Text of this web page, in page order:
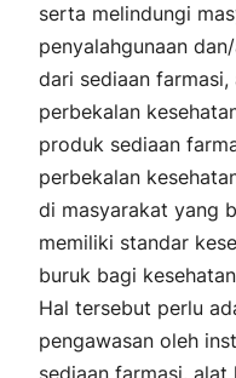
serta melindungi
penyalahgunaan
dari sediaan
perbekalan
produk sediaan
perbekalan
di masyarakat yang
memiliki standar
buruk bagi
Hal tersebut perlu
pengawasan oleh